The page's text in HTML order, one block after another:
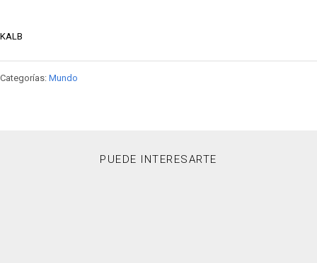
KALB
Categorías: Mundo
PUEDE INTERESARTE